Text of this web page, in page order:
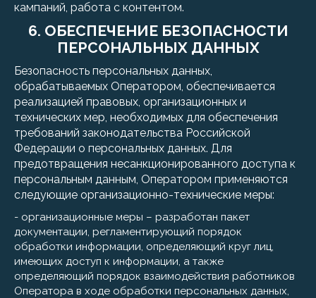
кампаний, работа с контентом.
6. ОБЕСПЕЧЕНИЕ БЕЗОПАСНОСТИ
ПЕРСОНАЛЬНЫХ ДАННЫХ
Безопасность персональных данных,
обрабатываемых Оператором, обеспечивается
реализацией правовых, организационных и
технических мер, необходимых для обеспечения
требований законодательства Российской
Федерации о персональных данных. Для
предотвращения несанкционированного доступа к
персональным данным, Оператором применяются
следующие организационно-технические меры:
- организационные меры – разработан пакет
документации, регламентирующий порядок
обработки информации, определяющий круг лиц,
имеющих доступ к информации, а также
определяющий порядок взаимодействия работников
Оператора в ходе обработки персональных данных,